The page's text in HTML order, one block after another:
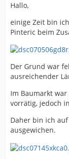
Hallo,
einige Zeit bin
Pinteric beim
Der Grund war
ausreichender
Im Baumarkt
vorrätig, jedoch
Daher bin ich
ausgewichen.